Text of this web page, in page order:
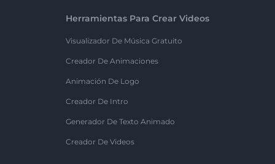
Herramientas Para Crear Videos
Visualizador De Música Gratuito
Creador De Animaciones
Animación De Logo
Creador De Intro
Generador De Texto Animado
Creador De Videos